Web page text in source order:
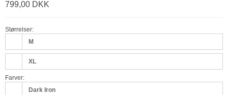
799,00 DKK
Størrelser:
M
XL
Farver:
Dark Iron